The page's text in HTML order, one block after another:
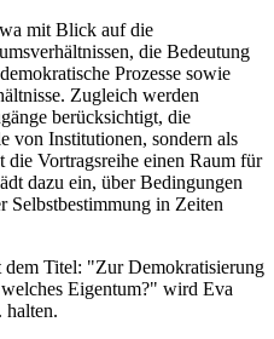
mit Blick auf die
die Bedeutung
Prozesse sowie
Zugleich werden
berücksichtigt, die
von Institutionen, sondern als
Vortragsreihe einen Raum für
dazu ein, über Bedingungen
Selbstbestimmung in Zeiten
Titel: "Zur Demokratisierung
Eigentum?" wird Eva
halten.